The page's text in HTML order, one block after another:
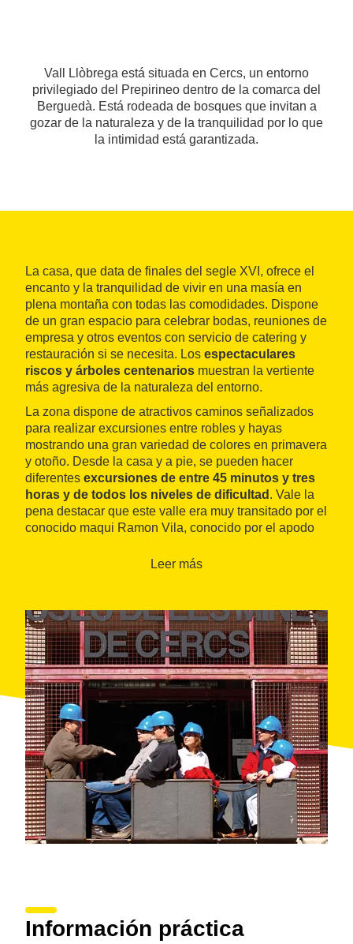
Vall Llòbrega está situada en Cercs, un entorno
privilegiado del Prepirineo dentro de la comarca del
Berguedà. Está rodeada de bosques que invitan a
gozar de la naturaleza y de la tranquilidad por lo que
la intimidad está garantizada.
La casa, que data de finales del segle XVI, ofrece el
encanto y la tranquilidad de vivir en una masía en
plena montaña con todas las comodidades. Dispone
de un gran espacio para celebrar bodas, reuniones de
empresa y otros eventos con servicio de catering y
restauración si se necesita. Los espectaculares
riscos y árboles centenarios muestran la vertiente
más agresiva de la naturaleza del entorno.
La zona dispone de atractivos caminos señalizados
para realizar excursiones entre robles y hayas
mostrando una gran variedad de colores en primavera
y otoño. Desde la casa y a pie, se pueden hacer
diferentes excursiones de entre 45 minutos y tres
horas y de todos los niveles de dificultad . Vale la
pena destacar que este valle era muy transitado por el
conocido maqui Ramon Vila, conocido por el apodo
en la población de Peguera.
Leer más
Información práctica